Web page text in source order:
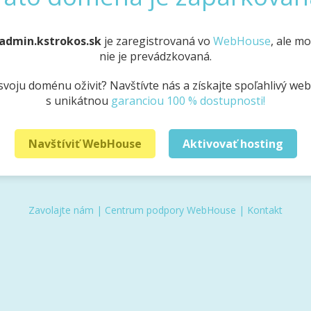
admin.kstrokos.skje zaregistrovaná vo WebHouse, ale
nie je prevádzkovaná.
doménu oživiť? Navštívte nás a získajte spoľahlivý
s unikátnou garanciou 100 % dostupnosti!
Navštíviť WebHouse Aktivovať hosting
Zavolajte nám | Centrum podpory WebHouse | Kontakt